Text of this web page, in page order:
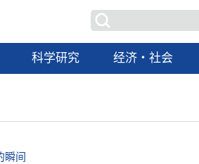
科学研究 经济・社会
瞬间